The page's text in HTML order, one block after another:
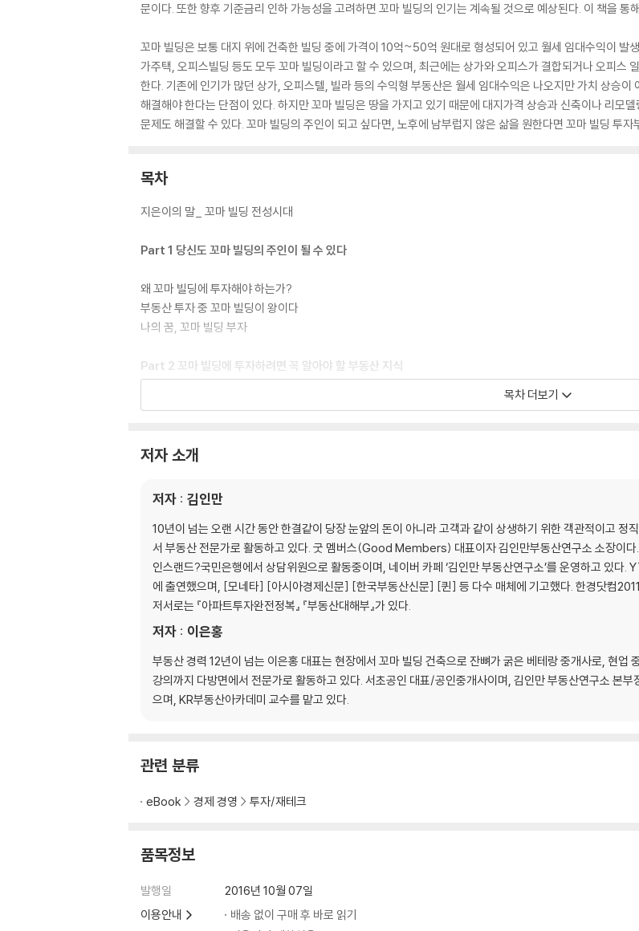
문이다. 또한 향후 기준금리 인하 가능성을 고려하면 꼬마 빌딩의 인기는 계속될 것으로 예상된다. 이 책을 통
꼬마 빌딩은 보통 대지 위에 건축한 빌딩 중에 가격이 10억~50억 원대로 형성되어 있고 월세 임대수익이 발
가주택, 오피스빌딩 등도 모두 꼬마 빌딩이라고 할 수 있으며, 최근에는 상가와 오피스가 결합되거나 오피스
한다. 기존에 인기가 많던 상가, 오피스텔, 빌라 등의 수익형 부동산은 월세 임대수익은 나오지만 가치 상승
해결해야 한다는 단점이 있다. 하지만 꼬마 빌딩은 땅을 가지고 있기 때문에 대지가격 상승과 신축이나 리모
문제도 해결할 수 있다. 꼬마 빌딩의 주인이 되고 싶다면, 노후에 남부럽지 않은 삶을 원한다면 꼬마 빌딩 투
목차
지은이의 말_ 꼬마 빌딩 전성시대
Part 1 당신도 꼬마 빌딩의 주인이 될 수 있다
왜 꼬마 빌딩에 투자해야 하는가?
부동산 투자 중 꼬마 빌딩이 왕이다
나의 꿈, 꼬마 빌딩 부자
Part 2 꼬마 빌딩에 투자하려면 꼭 알아야 할 부동산 지식
공적장부란 무엇인가?
건축물대장, 어떻게 볼 것인가?
토지이용계획, 꼭 열람해야 한다
용도지역, 용도지구, 용도구역을 정확히 구별하자
지구단위계획, 명확히 파악하자
전용면적과 공급면적, 제대로 알자
수익률과 공실률, 정확히 알고 이해하자
일조권과 사선제한이란 어떤 것을 말하는가?
건축선이란 무엇이고 어떻게 활용하는가?
공지란 무엇이고 어떻게 활용하는가?
공개공지란 무엇이고 어떻게 활용하는가?
베란다와 발코니, 그리고 테라스란 무엇인가?
부가가치세란 무엇이고 어떻게 활용하는가?
사업자의 종류에는 어떤 것들이 있는가?
행복 투자를 위한 코칭 1_자녀교육에 올인한 어떤 부부의 이야기
Part 3 꼬마 빌딩, 잘 구입하는 노하우를 알려준다
돈 되는 꼬마 빌딩의 3가지 조건
목차 더보기
저자 소개
저자 : 김인만
10년이 넘는 오랜 시간 동안 한결같이 당장 눈앞의 돈이 아니라 고객과 같이 상생하기 위한 객관적이고 정
서 부동산 전문가로 활동하고 있다. 굿 멤버스(Good Members) 대표이자 김인만부동산연구소 소장이
인스랜드?국민은행에서 상담위원으로 활동중이며, 네이버 카페 ‘김인만 부동산연구소’를 운영하고 있
에 출연했으며, [모네타] [아시아경제신문] [한국부동산신문] [퀸] 등 다수 매체에 기고했다. 한경닷컴
저서로는 『아파트투자완전정복』 『부동산대해부』가 있다.
저자 : 이은홍
부동산 경력 12년이 넘는 이은홍 대표는 현장에서 꼬마 빌딩 건축으로 잔뼈가 굵은 베테랑 중개사로, 현업
강의까지 다방면에서 전문가로 활동하고 있다. 서초공인 대표/공인중개사이며, 김인만 부동산연구소 본
으며, KR부동산아카데미 교수를 맡고 있다.
관련 분류
eBook 경제 경영 투자/재테크
품목정보
발행일
2016년 10월 07일
이용안내
배송 없이 구매 후 바로 읽기